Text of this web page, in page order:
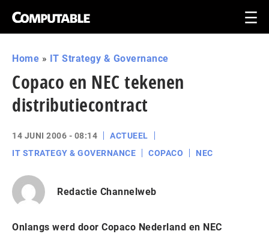
Home » IT Strategy & Governance
Copaco en NEC tekenen
distributiecontract
14 JUNI 2006 - 08:14
ACTUEEL
IT STRATEGY & GOVERNANCE
COPACO NEC
Redactie Channelweb
Onlangs werd door Copaco Nederland en NEC